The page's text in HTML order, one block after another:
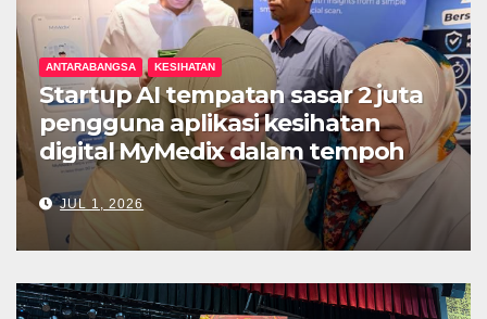
ANTARABANGSA KESIHATAN
Startup AI tempatan sasar 2 juta
pengguna aplikasi kesihatan
digital MyMedix dalam tempoh
setahun
JUL 1, 2026